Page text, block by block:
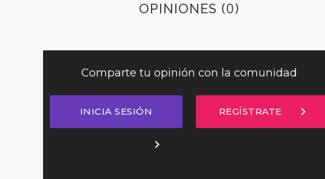
OPINIONES (0)
Comparte tu opinión con la comunidad
INICIA SESIÓN
chevron_right
REGÍSTRATE chevron_right